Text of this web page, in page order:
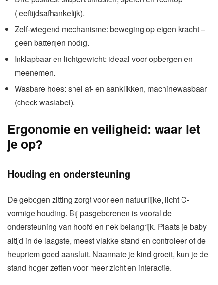
(leeftijdsafhankelijk).
Zelf-wiegend mechanisme: beweging op eigen kracht –
geen batterijen nodig.
Inklapbaar en lichtgewicht: ideaal voor opbergen en
meenemen.
Wasbare hoes: snel af- en aanklikken, machinewasbaar
(check waslabel).
Ergonomie en veiligheid: waar let
je op?
Houding en ondersteuning
De gebogen zitting zorgt voor een natuurlijke, licht C-
vormige houding. Bij pasgeborenen is vooral de
ondersteuning van hoofd en nek belangrijk. Plaats je baby
altijd in de laagste, meest vlakke stand en controleer of de
heupriem goed aansluit. Naarmate je kind groeit, kun je de
stand hoger zetten voor meer zicht en interactie.